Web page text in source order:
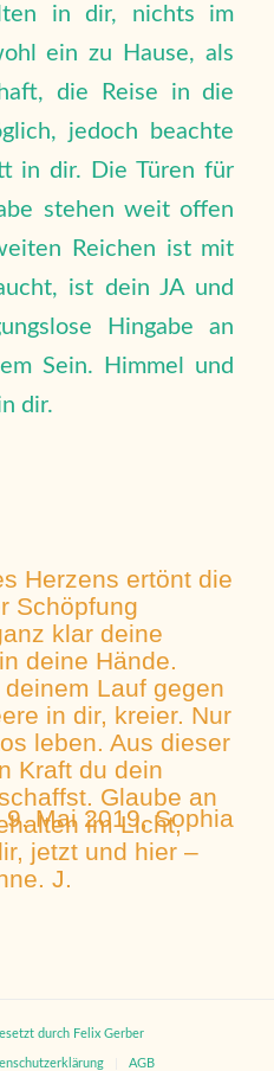
in dir, nichts im
ein zu Hause, als
die Reise in die
jedoch beachte
in dir. Die Türen für
stehen weit offen
Reichen ist mit
ist dein JA und
Hingabe an
Sein. Himmel und
dir.
Herzens ertönt die
Schöpfung
klar deine
deine Hände.
Lauf gegen
in dir, kreier. Nur
leben. Aus dieser
Kraft du dein
Glaube an
im Licht,
jetzt und hier –
J.
9. Mai 2019, Sophia
durch Felix Gerber
AGB